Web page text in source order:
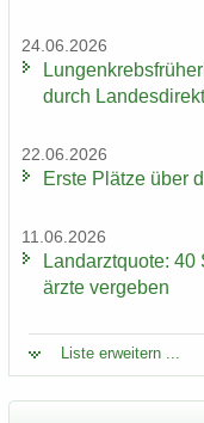
24.06.2026
durch
22.06.2026
Erste Plät­ze über
11.06.2026
Land­arzt­quo­te:
ärz­te ver­ge­ben
Liste er­wei­tern ...